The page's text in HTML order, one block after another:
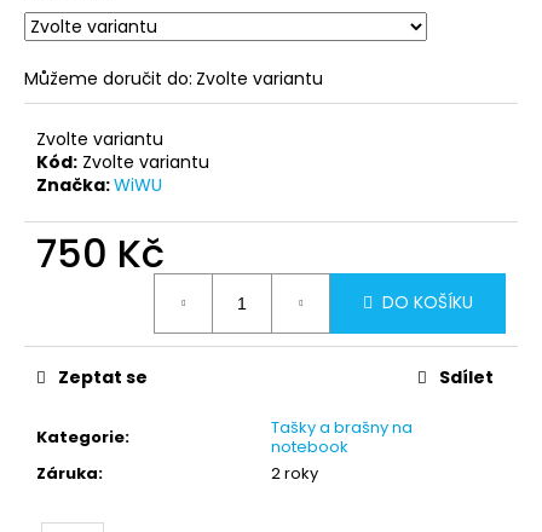
Můžeme doručit do: Zvolte variantu
Zvolte variantu
Kód: Zvolte variantu
Značka:WiWU
750 Kč
DO KOŠÍKU
Kategorie:
Tašky a brašny na
notebook
Záruka: 2 roky
Zeptat se Sdílet
BLUEO
HD
EXTRA
ODOLNÉ
OCHRANNÉ
SKLO
GORILLA
TYPE
MM)
APPLE
WATCH
Kč